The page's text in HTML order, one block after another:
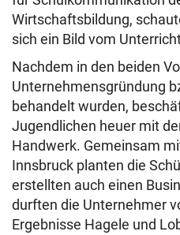
Wirtschaftsbildung,
sich ein Bild vom
Nachdem in den beiden
Unternehmensgründung
behandelt wurden,
Jugendlichen heuer mit
Handwerk. Gemeinsam
Innsbruck planten die
erstellten auch einen
durften die Unternehmer
Ergebnisse Hagele und